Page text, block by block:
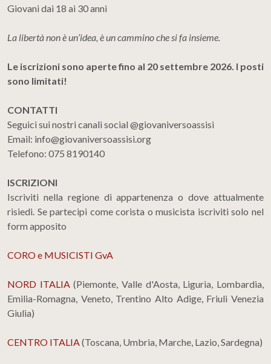
Giovani dai 18 ai 30 anni
La libertà non è un’idea, è un cammino che si fa insieme.
Le iscrizioni sono aperte fino al 20 settembre 2026. I posti
sono limitati!
CONTATTI
Seguici sui nostri canali social @giovaniversoassisi
Email: info@giovaniversoassisi.org
Telefono: 075 8190140
ISCRIZIONI
Iscriviti nella regione di appartenenza o dove attualmente
risiedi. Se partecipi come corista o musicista iscriviti solo nel
form apposito
CORO e MUSICISTI GvA
NORD ITALIA (Piemonte, Valle d'Aosta, Liguria, Lombardia,
Emilia-Romagna, Veneto, Trentino Alto Adige, Friuli Venezia
Giulia)
CENTRO ITALIA (Toscana, Umbria, Marche, Lazio, Sardegna)